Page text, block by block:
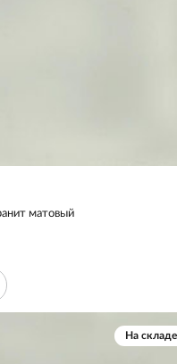
матовый
На складе